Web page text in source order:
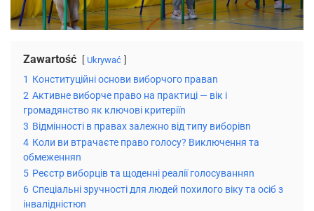
Zawartość Ukrywać
1 Конституційні основи виборчого праваn
2 Активне виборче право на практиці — вік і
громадянство як ключові критеріїn
3 Відмінності в правах залежно від типу виборівn
4 Коли ви втрачаєте право голосу? Виключення та
обмеженняn
5 Реєстр виборців та щоденні реалії голосуванняn
6 Спеціальні зручності для людей похилого віку та осіб з
інвалідністюn